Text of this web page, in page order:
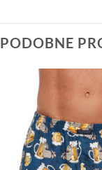
PODOBNE